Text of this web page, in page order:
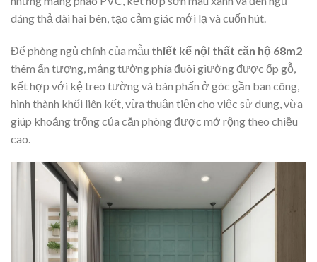
dáng thả dài hai bên, tạo cảm giác mới lạ và cuốn hút.
Để phòng ngủ chính của mẫu thiết kế nội thất căn hộ 68m2
thêm ấn tượng, mảng tường phía đuôi giường được ốp gỗ,
kết hợp với kệ treo tường và bàn phấn ở góc gần ban công,
hình thành khối liên kết, vừa thuận tiện cho việc sử dụng, vừa
giúp khoảng trống của căn phòng được mở rộng theo chiều
cao.